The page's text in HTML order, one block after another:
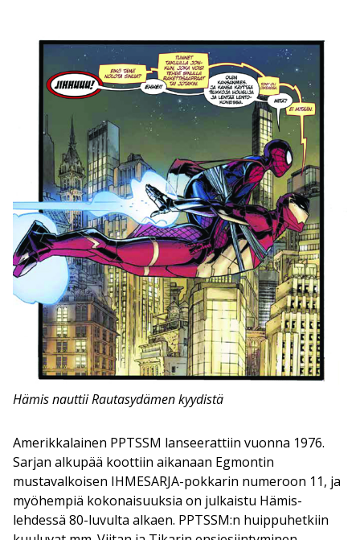
Hämis nauttii Rautasydämen kyydistä
Amerikkalainen PPTSSM lanseerattiin vuonna 1976.
Sarjan alkupää koottiin aikanaan Egmontin
mustavalkoisen IHMESARJA-pokkarin numeroon 11, ja
myöhempiä kokonaisuuksia on julkaistu Hämis-
lehdessä 80-luvulta alkaen. PPTSSM:n huippuhetkiin